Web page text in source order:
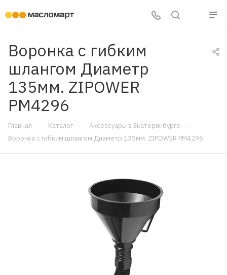
Воронка с гибким
шлангом Диаметр
135мм. ZIPOWER
PM4296
Главная — Каталог — Аксессуары в Екатеринбурге —
Воронка с гибким шлангом Диаметр 135мм. ZIPOWER PM4296